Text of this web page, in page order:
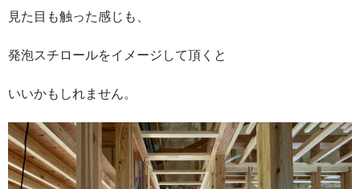
見た目も触った感じも、
発泡スチロールをイメージして頂くと
いいかもしれません。